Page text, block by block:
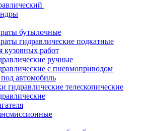
бутылочные
гидравлические подкатные
кузовных работ
ручные
с пневмоприводом
автомобиль
гидравлические телескопические